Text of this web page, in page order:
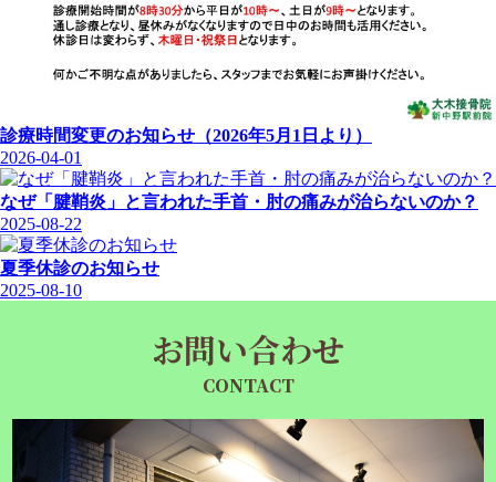
診療時間変更のお知らせ（2026年5月1日より）
2026-04-01
なぜ「腱鞘炎」と言われた手首・肘の痛みが治らないのか？
2025-08-22
夏季休診のお知らせ
2025-08-10
お問い合わせ
CONTACT